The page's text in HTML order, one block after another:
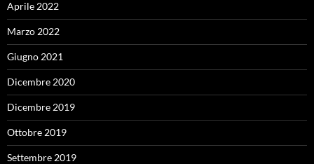
Aprile 2022
Marzo 2022
Giugno 2021
Dicembre 2020
Dicembre 2019
Ottobre 2019
Settembre 2019